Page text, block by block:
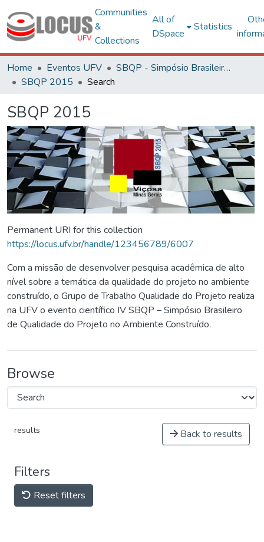
Communities
&
Collections
All of
DSpace
Statistics
Home Eventos UFV
SBQP - Simpósio Brasileiro de Qualidade do Projeto no Ambiente Construído
SBQP 2015
Search
SBQP 2015
Permanent URI for this collection
https://locus.ufv.br/handle/123456789/6007
Com a missão de desenvolver pesquisa acadêmica de alto
nível sobre a temática da qualidade do projeto no ambiente
construído, o Grupo de Trabalho Qualidade do Projeto realiza
na UFV o evento científico IV SBQP – Simpósio Brasileiro
de Qualidade do Projeto no Ambiente Construído.
Browse
results Back to results
Filters
Reset filters